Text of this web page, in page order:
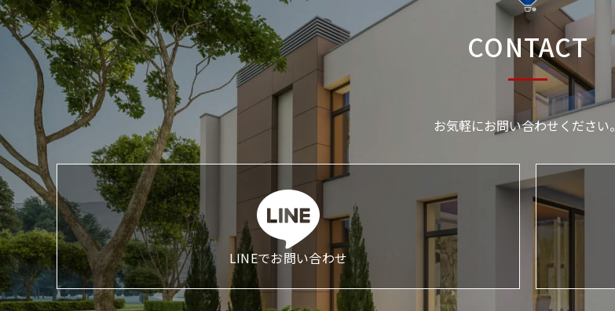
CONTACT
お気軽にお問い合わせください。
LINEでお問い合わせ